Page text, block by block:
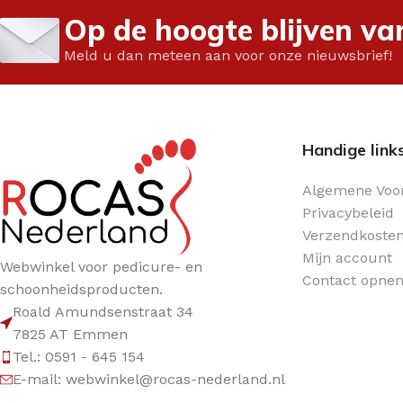
Pedi-Wol
Siliconen
FREZEN
Diamant & Diatwisters
Keramische- &
Speedfrezen
RVS & Tungsten
Polijsten
Slijpkapjes & Houders
Frezen Toebehoren
Rocare
Laufwunder
INSTRUMENTEN/TANGEN
Tangen
Instrumenten
Sportpedicure
Anti-transpiratie
Mycose
Nagelbeugel
Papierwaren
Op de hoogte blijven
Meld u dan meteen aan voor onze nieuwsbrief!
Webwinkel voor pedicure- en
schoonheidsproducten.
Roald Amundsenstraat 34
7825 AT Emmen
Tel.: 0591 - 645 154
E-mail: webwinkel@rocas-nederland.nl
Handige
Algemene
Privacybeleid
Verzendkosten
Mijn account
Contact